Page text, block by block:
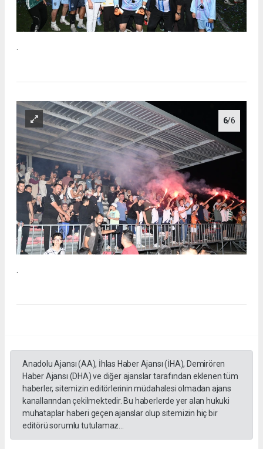
6/6
Anadolu Ajansı (AA), İhlas Haber Ajansı (İHA), Demirören
Haber Ajansı (DHA) ve diğer ajanslar tarafından eklenen tüm
haberler, sitemizin editörlerinin müdahalesi olmadan ajans
kanallarından çekilmektedir. Bu haberlerde yer alan hukuki
muhataplar haberi geçen ajanslar olup sitemizin hiç bir
editörü sorumlu tutulamaz...